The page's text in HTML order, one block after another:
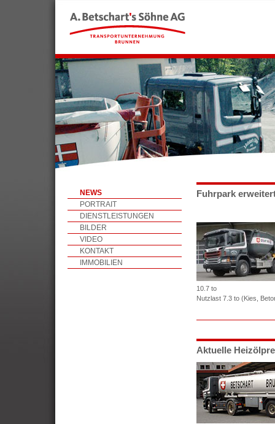
NEWS
PORTRAIT
DIENSTLEISTUNGEN
BILDER
VIDEO
KONTAKT
IMMOBILIEN
Fuhrpark
10.7 to
Nutzlast 7.3 to (Kies,
Aktuelle